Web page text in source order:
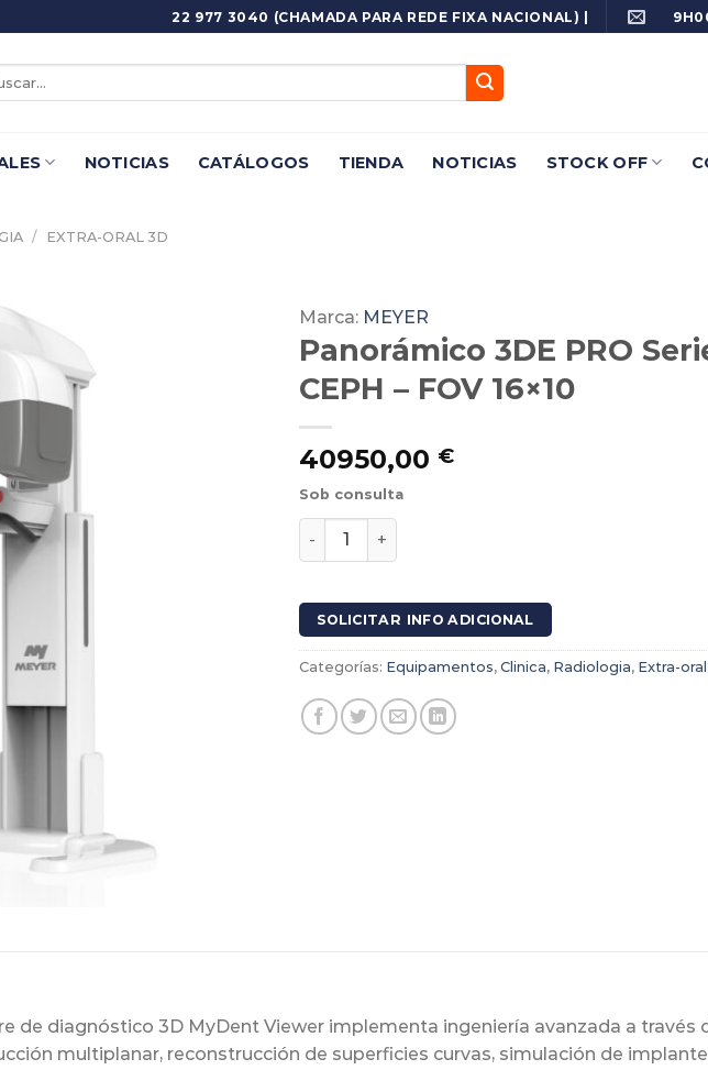
22 977 3040 (CHAMADA PARA REDE FIXA NACIONAL) |
NOTICIAS CATÁLOGOS TIENDA NOTICIAS STOCK OFF
/ EXTRA-ORAL 3D
Marca: MEYER
Panorámico 3DE PRO
CEPH – FOV 16×10
40950,00 €
Sob consulta
Panorámico 3DE PRO Series + CBCT + CEPH –
SOLICITAR INFO ADICIONAL
Categorías: Equipamentos, Clinica, Radiologia, Extra-
de diagnóstico 3D MyDent Viewer implementa ingeniería avanzada a través
multiplanar, reconstrucción de superficies curvas, simulación de